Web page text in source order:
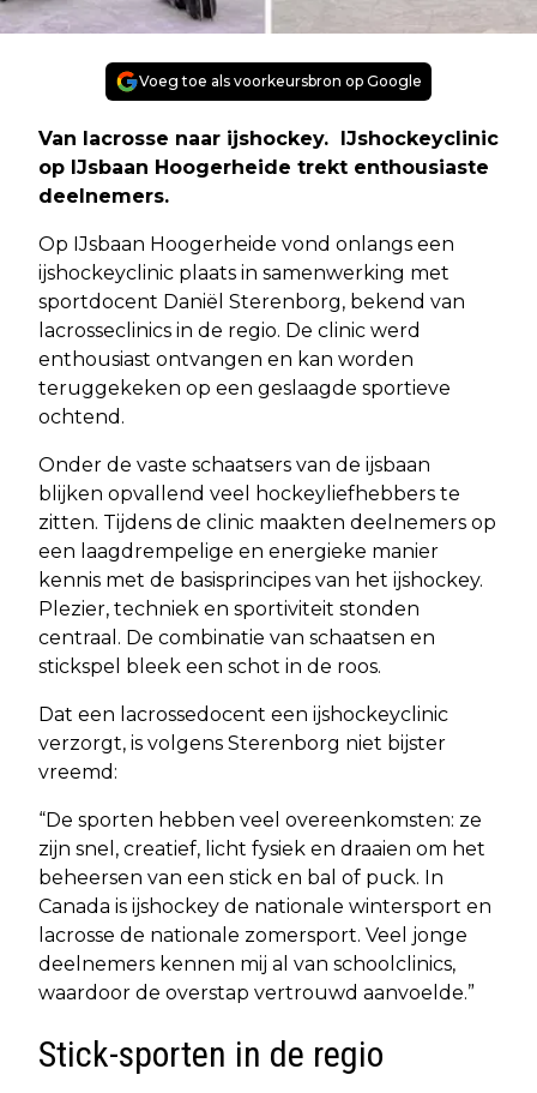
Voeg toe als voorkeursbron op Google
Van lacrosse naar ijshockey. IJshockeyclinic
op IJsbaan Hoogerheide trekt enthousiaste
deelnemers.
Op IJsbaan Hoogerheide vond onlangs een
ijshockeyclinic plaats in samenwerking met
sportdocent Daniël Sterenborg, bekend van
lacrosseclinics in de regio. De clinic werd
enthousiast ontvangen en kan worden
teruggekeken op een geslaagde sportieve
ochtend.
Onder de vaste schaatsers van de ijsbaan
blijken opvallend veel hockeyliefhebbers te
zitten. Tijdens de clinic maakten deelnemers op
een laagdrempelige en energieke manier
kennis met de basisprincipes van het ijshockey.
Plezier, techniek en sportiviteit stonden
centraal. De combinatie van schaatsen en
stickspel bleek een schot in de roos.
Dat een lacrossedocent een ijshockeyclinic
verzorgt, is volgens Sterenborg niet bijster
vreemd:
“De sporten hebben veel overeenkomsten: ze
zijn snel, creatief, licht fysiek en draaien om het
beheersen van een stick en bal of puck. In
Canada is ijshockey de nationale wintersport en
lacrosse de nationale zomersport. Veel jonge
deelnemers kennen mij al van schoolclinics,
waardoor de overstap vertrouwd aanvoelde.”
Stick-sporten in de regio